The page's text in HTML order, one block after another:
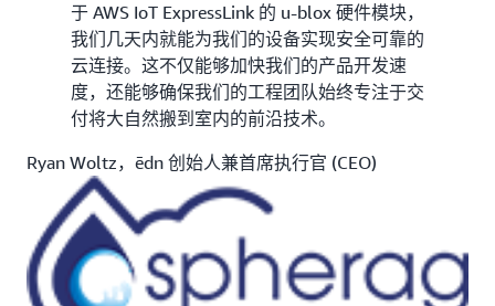
于 AWS IoT ExpressLink 的 u-blox 硬件模块，
我们几天内就能为我们的设备实现安全可靠的
云连接。这不仅能够加快我们的产品开发速
度，还能够确保我们的工程团队始终专注于交
付将大自然搬到室内的前沿技术。
Ryan Woltz，ēdn 创始人兼首席执行官 (CEO)